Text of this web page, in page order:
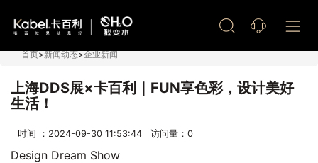
首页>新闻动态>企业新闻
上海DDS展×卡百利｜FUN享色彩，设计美好
生活！
时间 ：2024-09-30 11:53:44 访问量： 0
Design Dream Show